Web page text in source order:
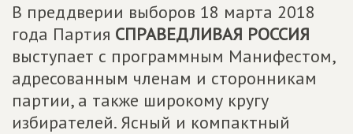
В преддверии выборов 18 марта 2018
года Партия СПРАВЕДЛИВАЯ РОССИЯ
выступает с программным Манифестом,
адресованным членам и сторонникам
партии, а также широкому кругу
избирателей. Ясный и компактный